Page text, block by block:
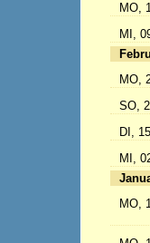
MO,
MI,
MO,
SO,
DI,
MI,
MO,